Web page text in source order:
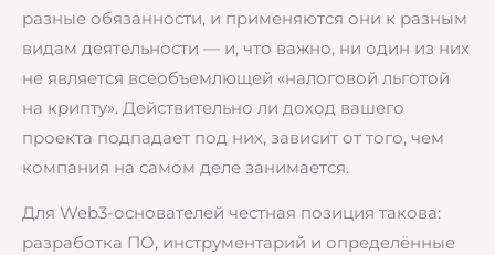
разные обязанности, и применяются они к разным
видам деятельности — и, что важно, ни один из них
не является всеобъемлющей «налоговой льготой
на крипту». Действительно ли доход вашего
проекта подпадает под них, зависит от того, чем
компания на самом деле занимается.
Для Web3-основателей честная позиция такова:
разработка ПО, инструментарий и определённые